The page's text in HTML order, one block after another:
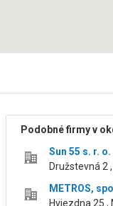
Podobné firmy v
Sun 55 s. r. o.
Družstevná 2
METROS,
Hviezdna 25 ,